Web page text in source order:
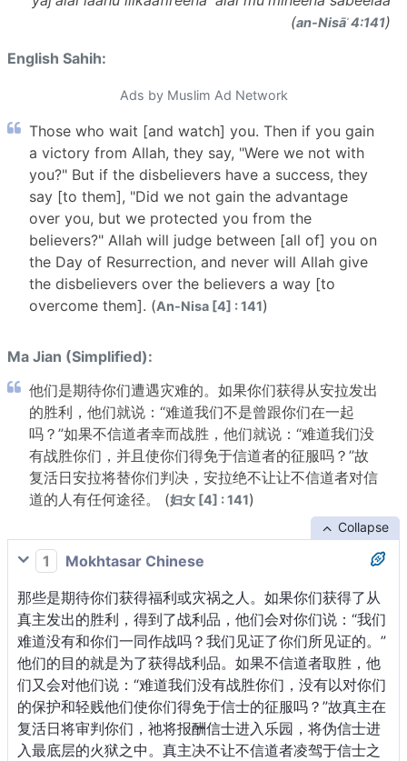
(an-Nisāʾ 4:141)
English Sahih:
Ads by Muslim Ad Network
Those who wait [and watch] you. Then if you gain
a victory from Allah, they say, "Were we not with
you?" But if the disbelievers have a success, they
say [to them], "Did we not gain the advantage
over you, but we protected you from the
believers?" Allah will judge between [all of] you on
the Day of Resurrection, and never will Allah give
the disbelievers over the believers a way [to
overcome them]. (An-Nisa [4] : 141)
Ma Jian (Simplified):
他们是期待你们遭遇灾难的。如果你们获得从安拉发出
的胜利，他们就说：“难道我们不是曾跟你们在一起
吗？”如果不信道者幸而战胜，他们就说：“难道我们没
有战胜你们，并且使你们得免于信道者的征服吗？”故
复活日安拉将替你们判决，安拉绝不让让不信道者对信
道的人有任何途径。 (妇女 [4] : 141)
Collapse
1
Mokhtasar Chinese
那些是期待你们获得福利或灾祸之人。如果你们获得了从
真主发出的胜利，得到了战利品，他们会对你们说：“我们
难道没有和你们一同作战吗？我们见证了你们所见证的。”
他们的目的就是为了获得战利品。如果不信道者取胜，他
们又会对他们说：“难道我们没有战胜你们，没有以对你们
的保护和轻贱他们使你们得免于信士的征服吗？”故真主在
复活日将审判你们，祂将报酬信士进入乐园，将伪信士进
入最底层的火狱之中。真主决不让不信道者凌驾于信士之